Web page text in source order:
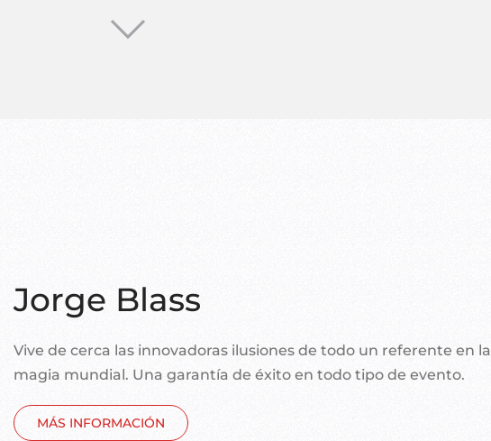
Jorge Blass
Vive de cerca las innovadoras ilusiones de todo un referente en la
magia mundial. Una garantía de éxito en todo tipo de evento.
MÁS INFORMACIÓN